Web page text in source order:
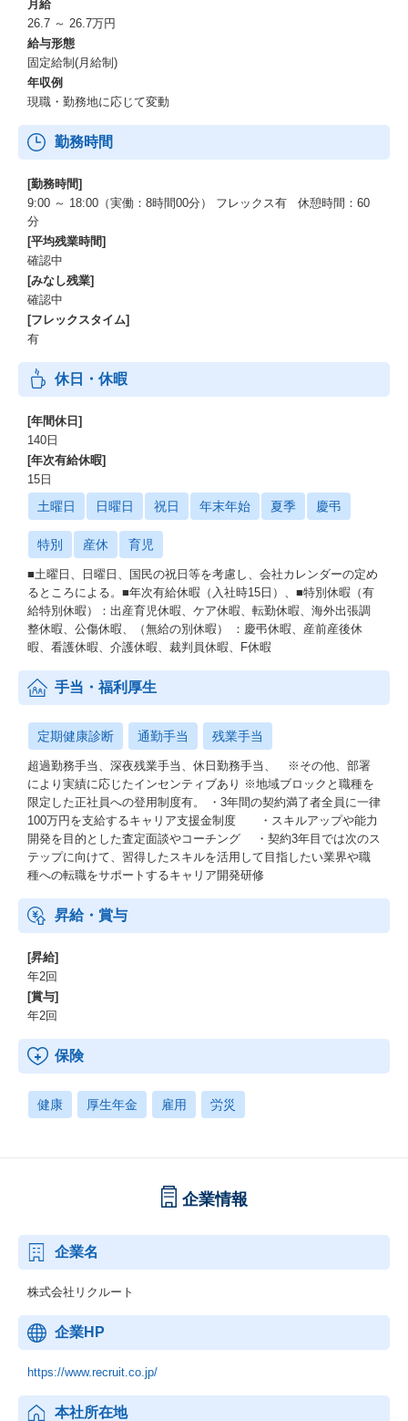
月給
26.7 ～ 26.7万円
給与形態
固定給制(月給制)
年収例
現職・勤務地に応じて変動
勤務時間
[勤務時間]
9:00 ～ 18:00（実働：8時間00分） フレックス有 休憩時間：60
分
[平均残業時間]
確認中
[みなし残業]
確認中
[フレックスタイム]
有
休日・休暇
[年間休日]
140日
[年次有給休暇]
15日
土曜日 日曜日 祝日 年末年始 夏季 慶弔
特別 産休 育児
■土曜日、日曜日、国民の祝日等を考慮し、会社カレンダーの定め
るところによる。■年次有給休暇（入社時15日）、■特別休暇（有
給特別休暇）：出産育児休暇、ケア休暇、転勤休暇、海外出張調
整休暇、公傷休暇、（無給の別休暇） ：慶弔休暇、産前産後休
暇、看護休暇、介護休暇、裁判員休暇、F休暇
手当・福利厚生
定期健康診断 通勤手当 残業手当
超過勤務手当、深夜残業手当、休日勤務手当、 ※その他、部署
により実績に応じたインセンティブあり ※地域ブロックと職種を
限定した正社員への登用制度有。 ・3年間の契約満了者全員に一律
100万円を支給するキャリア支援金制度 ・スキルアップや能力
開発を目的とした査定面談やコーチング ・契約3年目では次のス
テップに向けて、習得したスキルを活用して目指したい業界や職
種への転職をサポートするキャリア開発研修
昇給・賞与
[昇給]
年2回
[賞与]
年2回
保険
健康 厚生年金 雇用 労災
企業情報
企業名
株式会社リクルート
企業HP
https://www.recruit.co.jp/
本社所在地